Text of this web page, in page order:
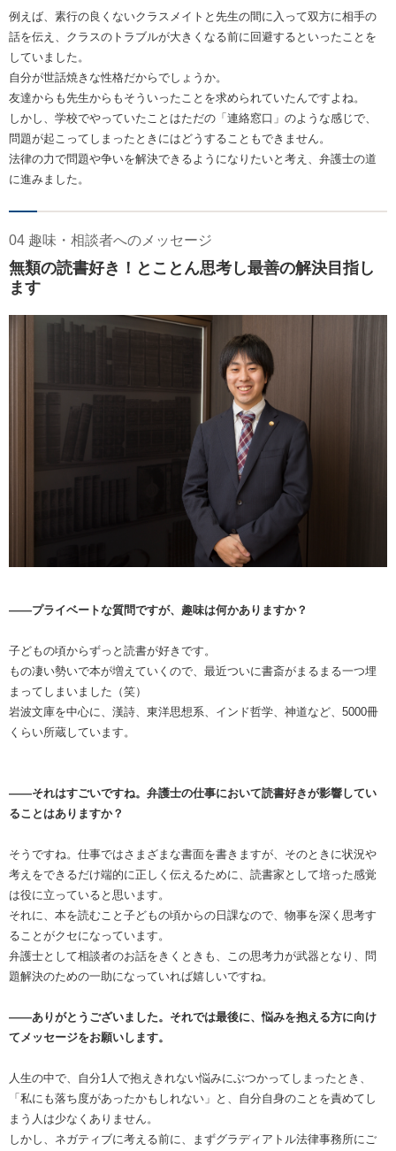
例えば、素行の良くないクラスメイトと先生の間に入って双方に相手の
話を伝え、クラスのトラブルが大きくなる前に回避するといったことを
していました。
自分が世話焼きな性格だからでしょうか。
友達からも先生からもそういったことを求められていたんですよね。
しかし、学校でやっていたことはただの「連絡窓口」のような感じで、
問題が起こってしまったときにはどうすることもできません。
法律の力で問題や争いを解決できるようになりたいと考え、弁護士の道
に進みました。
04 趣味・相談者へのメッセージ
無類の読書好き！とことん思考し最善の解決目指し
ます
――プライベートな質問ですが、趣味は何かありますか？
子どもの頃からずっと読書が好きです。
もの凄い勢いで本が増えていくので、最近ついに書斎がまるまる一つ埋
まってしまいました（笑）
岩波文庫を中心に、漢詩、東洋思想系、インド哲学、神道など、5000冊
くらい所蔵しています。
――それはすごいですね。弁護士の仕事において読書好きが影響してい
ることはありますか？
そうですね。仕事ではさまざまな書面を書きますが、そのときに状況や
考えをできるだけ端的に正しく伝えるために、読書家として培った感覚
は役に立っていると思います。
それに、本を読むこと子どもの頃からの日課なので、物事を深く思考す
ることがクセになっています。
弁護士として相談者のお話をきくときも、この思考力が武器となり、問
題解決のための一助になっていれば嬉しいですね。
――ありがとうございました。それでは最後に、悩みを抱える方に向け
てメッセージをお願いします。
人生の中で、自分1人で抱えきれない悩みにぶつかってしまったとき、
「私にも落ち度があったかもしれない」と、自分自身のことを責めてし
まう人は少なくありません。
しかし、ネガティブに考える前に、まずグラディアトル法律事務所にご